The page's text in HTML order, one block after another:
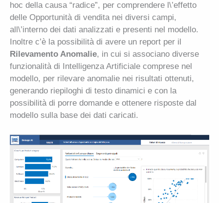
hoc della causa “radice”, per comprendere l\’effetto
delle Opportunità di vendita nei diversi campi,
all\’interno dei dati analizzati e presenti nel modello.
Inoltre c’è la possibilità di avere un report per il
Rilevamento Anomalie, in cui si associano diverse
funzionalità di Intelligenza Artificiale comprese nel
modello, per rilevare anomalie nei risultati ottenuti,
generando riepiloghi di testo dinamici e con la
possibilità di porre domande e ottenere risposte dal
modello sulla base dei dati caricati.